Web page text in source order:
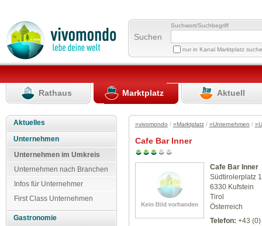
Suchen
Suchwort/Suchbegriff
nur in Kanal Marktplatz
Rathaus Marktplatz Aktuell
Aktuelles
Unternehmen
Unternehmen im Umkreis
Unternehmen nach Branchen
Infos für Unternehmer
First Class Unternehmen
Gastronomie
»vivomondo / »Marktplatz/ »Unternehmen /
Cafe Bar Inner
Cafe Bar Inner
Südtirolerplatz 1
6330 Kufstein
Tirol
Österreich
Telefon: +43